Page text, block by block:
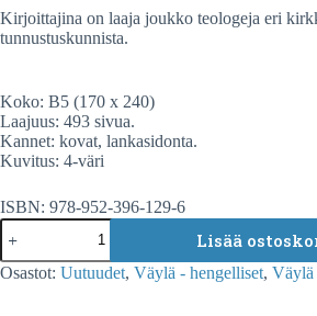
Kirjoittajina on laaja joukko teologeja eri
tunnustuskunnista.
Koko: B5 (170 x 240)
Laajuus: 493 sivua.
Kannet: kovat, lankasidonta.
Kuvitus: 4-väri
ISBN: 978-952-396-129-6
Jaakko
Rusama
(toim):
Kirkon
Lisää
Osastot: Uutuudet, Väylä - hengelliset, Väylä